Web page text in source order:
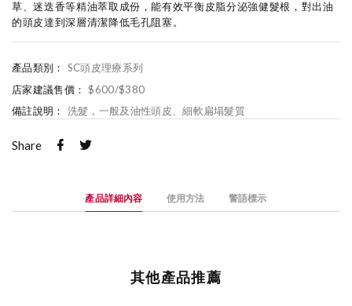
草、迷迭香等精油萃取成份，能有效平衡皮脂分泌強健髮根，對出油
的頭皮達到深層清潔降低毛孔阻塞。
產品類別：
SC頭皮理療系列
店家建議售價： $600/$380
備註說明：
洗髮，一般及油性頭皮、細軟扁塌髮質
Share
產品詳細內容 使用方法 警語標示
其他產品推薦